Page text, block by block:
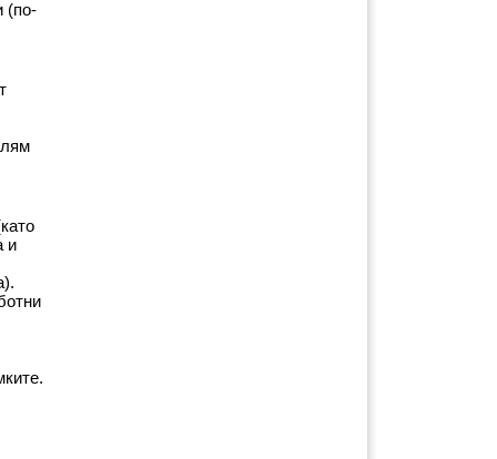
(по-
и